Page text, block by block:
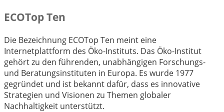
ECOTop Ten
Die Bezeichnung ECOTop Ten meint eine
Internetplattform des Öko-Instituts. Das Öko-Institut
gehört zu den führenden, unabhängigen Forschungs-
und Beratungsinstituten in Europa. Es wurde 1977
gegründet und ist bekannt dafür, dass es innovative
Strategien und Visionen zu Themen globaler
Nachhaltigkeit unterstützt.